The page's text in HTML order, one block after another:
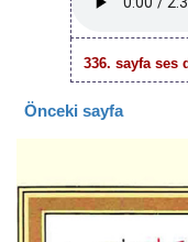
336. sayfa ses
Önceki sayfa